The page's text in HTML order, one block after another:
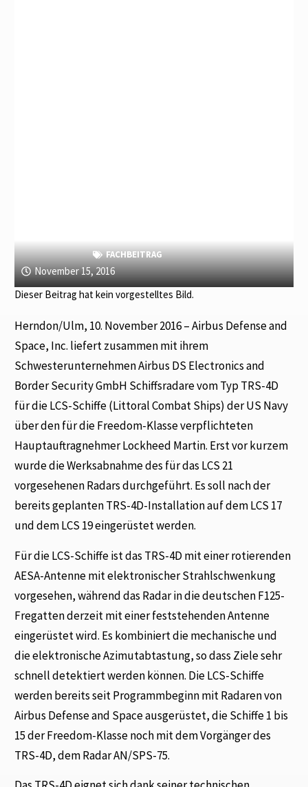
FACHBEITRAG
November 15, 2016
Dieser Beitrag hat kein vorgestelltes Bild.
Herndon/Ulm, 10. November 2016 – Airbus Defense and
Space, Inc. liefert zusammen mit ihrem
Schwesterunternehmen Airbus DS Electronics and
Border Security GmbH Schiffsradare vom Typ TRS-4D
für die LCS-Schiffe (Littoral Combat Ships) der US Navy
über den für die Freedom-Klasse verpflichteten
Hauptauftragnehmer Lockheed Martin. Erst vor kurzem
wurde die Werksabnahme des für das LCS 21
vorgesehenen Radars durchgeführt. Es soll nach der
bereits geplanten TRS-4D-Installation auf dem LCS 17
und dem LCS 19 eingerüstet werden.
Für die LCS-Schiffe ist das TRS-4D mit einer rotierenden
AESA-Antenne mit elektronischer Strahlschwenkung
vorgesehen, während das Radar in die deutschen F125-
Fregatten derzeit mit einer feststehenden Antenne
eingerüstet wird. Es kombiniert die mechanische und
die elektronische Azimutabtastung, so dass Ziele sehr
schnell detektiert werden können. Die LCS-Schiffe
werden bereits seit Programmbeginn mit Radaren von
Airbus Defense and Space ausgerüstet, die Schiffe 1 bis
15 der Freedom-Klasse noch mit dem Vorgänger des
TRS-4D, dem Radar AN/SPS-75.